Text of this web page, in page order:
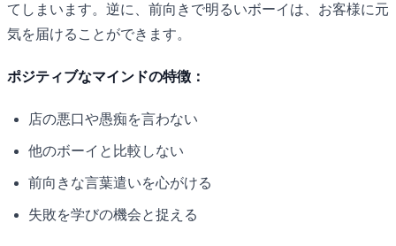
てしまいます。逆に、前向きで明るいボーイは、お客様に元
気を届けることができます。
ポジティブなマインドの特徴：
店の悪口や愚痴を言わない
他のボーイと比較しない
前向きな言葉遣いを心がける
失敗を学びの機会と捉える